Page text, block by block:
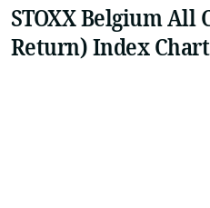
STOXX Belgium All
Return) Index